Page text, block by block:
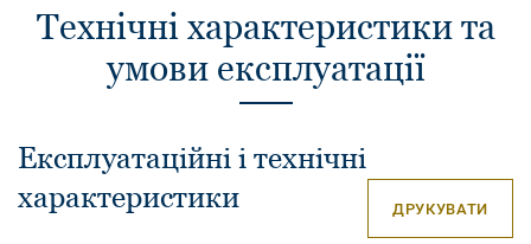
Технічні характеристики та
умови експлуатації
Експлуатаційні і технічні
характеристики
ДРУКУВАТИ